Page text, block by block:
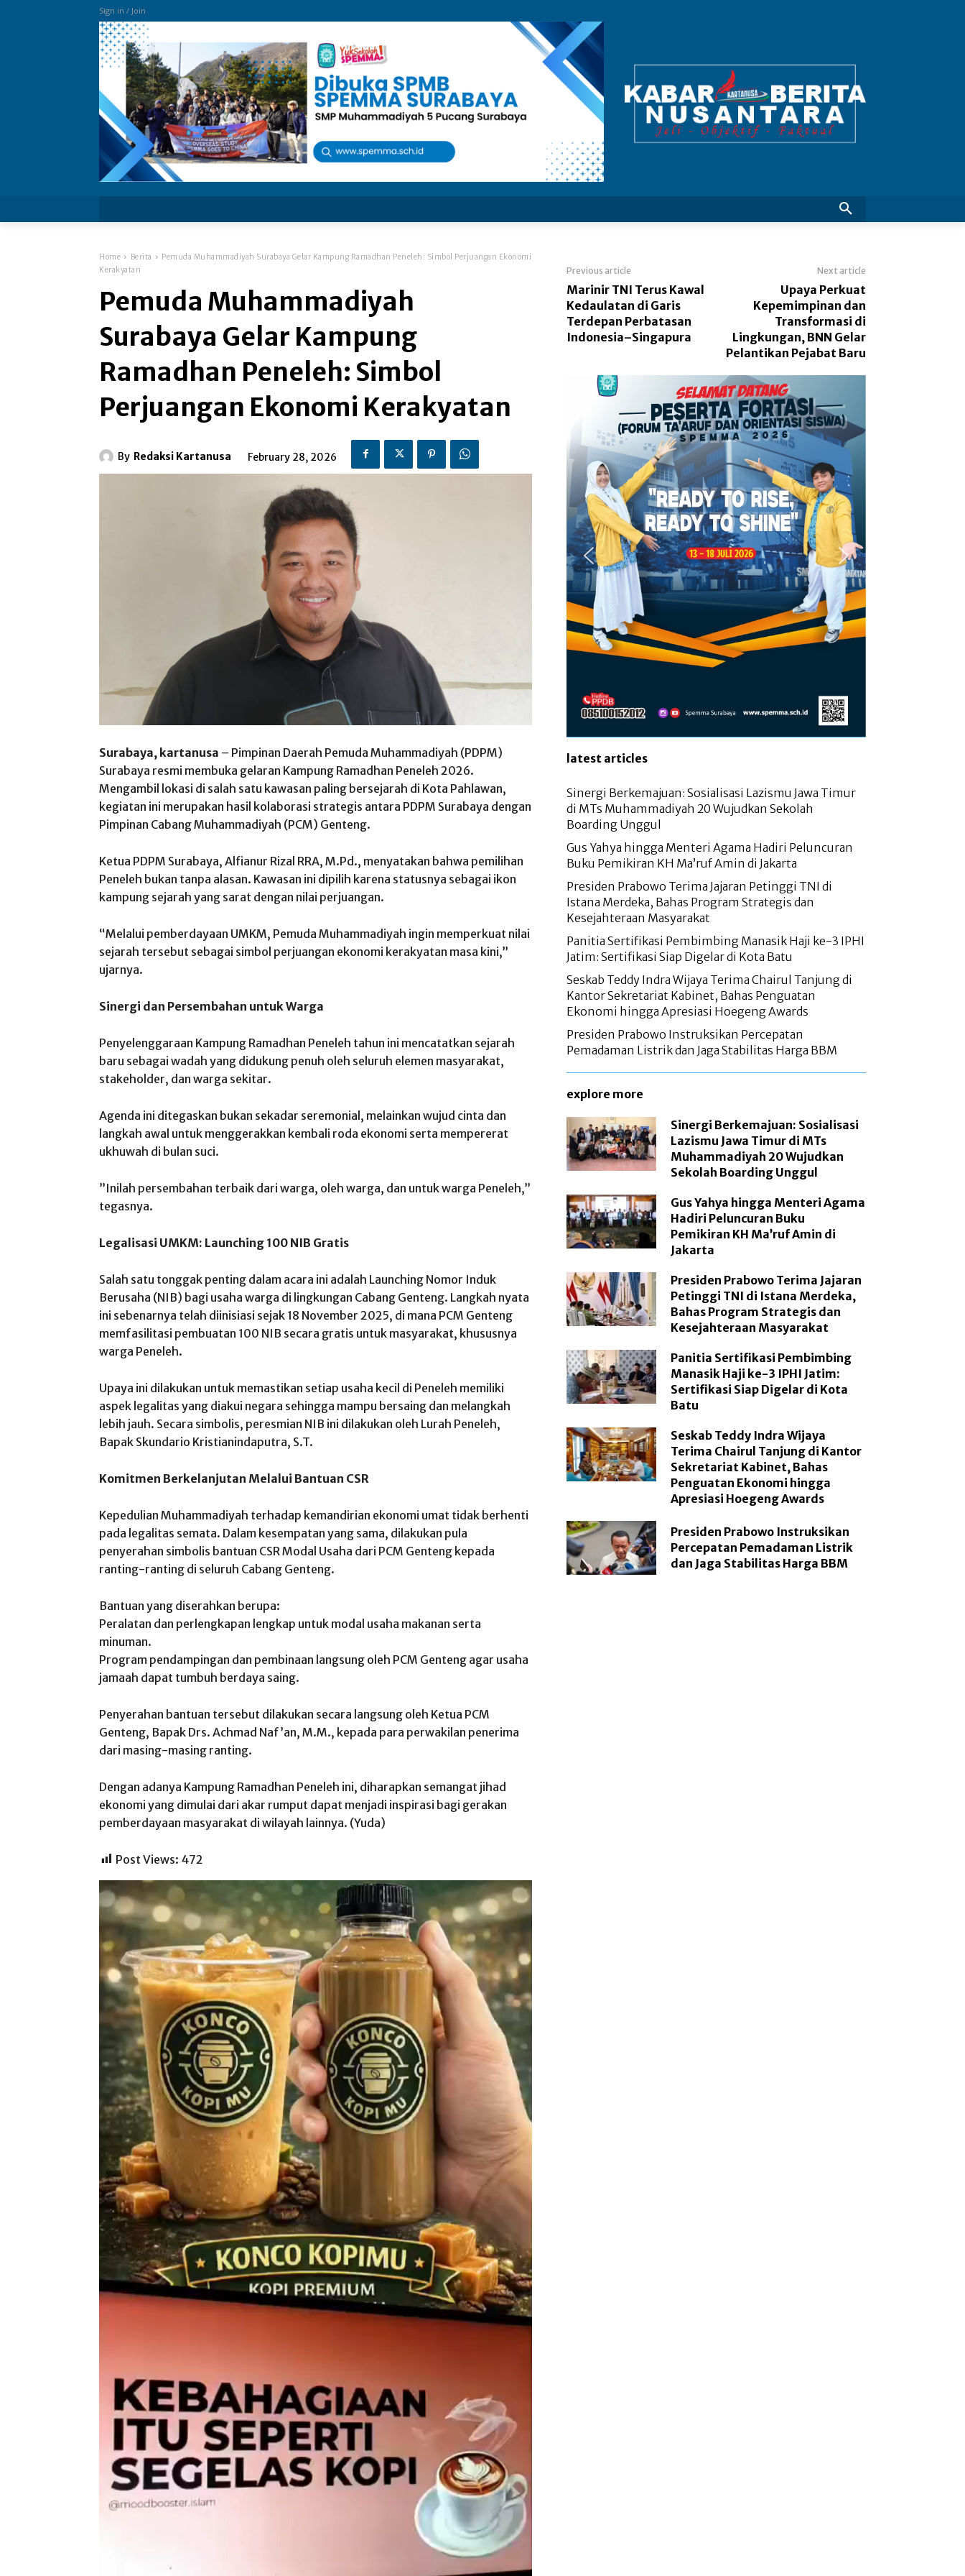
Sign in / Join
Home Berita
Pemuda Muhammadiyah Surabaya Gelar Kampung Ramadhan Peneleh: Simbol Perjuangan Ekonomi
Kerakyatan ​
Pemuda Muhammadiyah
Surabaya Gelar Kampung
Ramadhan Peneleh: Simbol
Perjuangan Ekonomi Kerakyatan ​
By Redaksi Kartanusa February 28, 2026
Surabaya, kartanusa – Pimpinan Daerah Pemuda Muhammadiyah (PDPM)
Surabaya resmi membuka gelaran Kampung Ramadhan Peneleh 2026.
Mengambil lokasi di salah satu kawasan paling bersejarah di Kota Pahlawan,
kegiatan ini merupakan hasil kolaborasi strategis antara PDPM Surabaya dengan
Pimpinan Cabang Muhammadiyah (PCM) Genteng.
​Ketua PDPM Surabaya, Alfianur Rizal RRA, M.Pd., menyatakan bahwa pemilihan
Peneleh bukan tanpa alasan. Kawasan ini dipilih karena statusnya sebagai ikon
kampung sejarah yang sarat dengan nilai perjuangan.
“Melalui pemberdayaan UMKM, Pemuda Muhammadiyah ingin memperkuat nilai
sejarah tersebut sebagai simbol perjuangan ekonomi kerakyatan masa kini,”
ujarnya.
Sinergi dan Persembahan untuk Warga
​Penyelenggaraan Kampung Ramadhan Peneleh tahun ini mencatatkan sejarah
baru sebagai wadah yang didukung penuh oleh seluruh elemen masyarakat,
stakeholder, dan warga sekitar.
Agenda ini ditegaskan bukan sekadar seremonial, melainkan wujud cinta dan
langkah awal untuk menggerakkan kembali roda ekonomi serta mempererat
ukhuwah di bulan suci.
​”Inilah persembahan terbaik dari warga, oleh warga, dan untuk warga Peneleh,”
tegasnya.
Legalisasi UMKM: Launching 100 NIB Gratis
​Salah satu tonggak penting dalam acara ini adalah Launching Nomor Induk
Berusaha (NIB) bagi usaha warga di lingkungan Cabang Genteng. Langkah nyata
ini sebenarnya telah diinisiasi sejak 18 November 2025, di mana PCM Genteng
memfasilitasi pembuatan 100 NIB secara gratis untuk masyarakat, khususnya
warga Peneleh.
​Upaya ini dilakukan untuk memastikan setiap usaha kecil di Peneleh memiliki
aspek legalitas yang diakui negara sehingga mampu bersaing dan melangkah
lebih jauh. Secara simbolis, peresmian NIB ini dilakukan oleh Lurah Peneleh,
Bapak Skundario Kristianindaputra, S.T.
Komitmen Berkelanjutan Melalui Bantuan CSR
​Kepedulian Muhammadiyah terhadap kemandirian ekonomi umat tidak berhenti
pada legalitas semata. Dalam kesempatan yang sama, dilakukan pula
penyerahan simbolis bantuan CSR Modal Usaha dari PCM Genteng kepada
ranting-ranting di seluruh Cabang Genteng.
​Bantuan yang diserahkan berupa:
​Peralatan dan perlengkapan lengkap untuk modal usaha makanan serta
minuman.
​Program pendampingan dan pembinaan langsung oleh PCM Genteng agar usaha
jamaah dapat tumbuh berdaya saing.
​Penyerahan bantuan tersebut dilakukan secara langsung oleh Ketua PCM
Genteng, Bapak Drs. Achmad Naf’an, M.M., kepada para perwakilan penerima
dari masing-masing ranting.
​Dengan adanya Kampung Ramadhan Peneleh ini, diharapkan semangat jihad
ekonomi yang dimulai dari akar rumput dapat menjadi inspirasi bagi gerakan
pemberdayaan masyarakat di wilayah lainnya. (Yuda)
Post Views: 472
Previous article
Marinir TNI Terus Kawal
Kedaulatan di Garis
Terdepan Perbatasan
Indonesia–Singapura
Next article
Upaya Perkuat
Kepemimpinan dan
Transformasi di
Lingkungan, BNN Gelar
Pelantikan Pejabat Baru
latest articles
Sinergi Berkemajuan: Sosialisasi Lazismu Jawa Timur
di MTs Muhammadiyah 20 Wujudkan Sekolah
Boarding Unggul
Gus Yahya hingga Menteri Agama Hadiri Peluncuran
Buku Pemikiran KH Ma’ruf Amin di Jakarta
Presiden Prabowo Terima Jajaran Petinggi TNI di
Istana Merdeka, Bahas Program Strategis dan
Kesejahteraan Masyarakat
Panitia Sertifikasi Pembimbing Manasik Haji ke-3 IPHI
Jatim: Sertifikasi Siap Digelar di Kota Batu
Seskab Teddy Indra Wijaya Terima Chairul Tanjung di
Kantor Sekretariat Kabinet, Bahas Penguatan
Ekonomi hingga Apresiasi Hoegeng Awards
Presiden Prabowo Instruksikan Percepatan
Pemadaman Listrik dan Jaga Stabilitas Harga BBM
explore more
Sinergi Berkemajuan: Sosialisasi
Lazismu Jawa Timur di MTs
Muhammadiyah 20 Wujudkan
Sekolah Boarding Unggul
Gus Yahya hingga Menteri Agama
Hadiri Peluncuran Buku
Pemikiran KH Ma’ruf Amin di
Jakarta
Presiden Prabowo Terima Jajaran
Petinggi TNI di Istana Merdeka,
Bahas Program Strategis dan
Kesejahteraan Masyarakat
Panitia Sertifikasi Pembimbing
Manasik Haji ke-3 IPHI Jatim:
Sertifikasi Siap Digelar di Kota
Batu
Seskab Teddy Indra Wijaya
Terima Chairul Tanjung di Kantor
Sekretariat Kabinet, Bahas
Penguatan Ekonomi hingga
Apresiasi Hoegeng Awards
Presiden Prabowo Instruksikan
Percepatan Pemadaman Listrik
dan Jaga Stabilitas Harga BBM